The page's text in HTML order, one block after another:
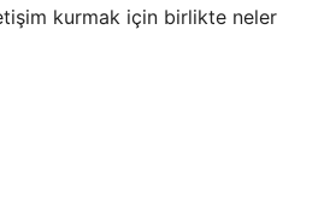
kurmak için birlikte neler